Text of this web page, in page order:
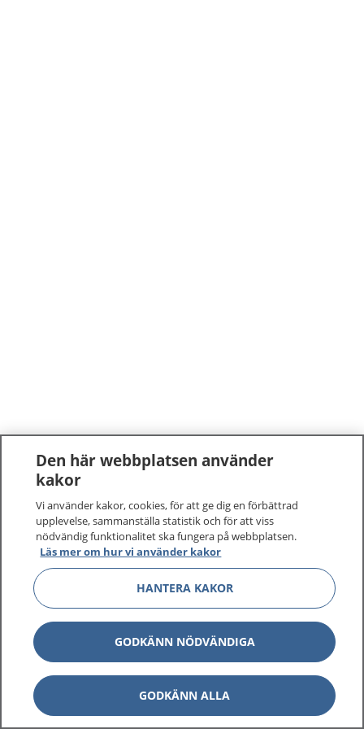
Den här webbplatsen använder
kakor
Vi använder kakor, cookies, för att ge dig en förbättrad
upplevelse, sammanställa statistik och för att viss
nödvändig funktionalitet ska fungera på webbplatsen.
Läs mer om hur vi använder kakor
HANTERA KAKOR
GODKÄNN NÖDVÄNDIGA
GODKÄNN ALLA